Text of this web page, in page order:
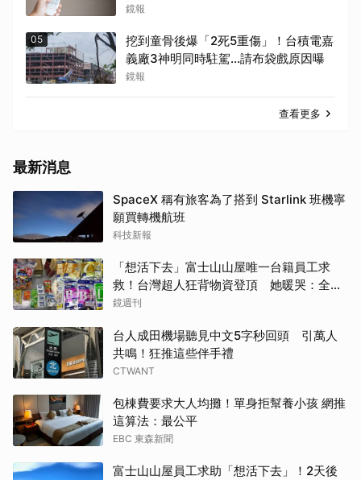
是「它」
鏡報
05
挖到童骨後爆「2死5重傷」！台積電嘉
義廠3神明同時駐駕...請布袋戲原因曝
鏡報
查看更多
最新消息
SpaceX 稱有旅客為了搭到 Starlink 班機寧
願買轉機航班
科技新報
「想活下去」富士山山屋唯一台籍員工求
救！台灣超人狂背物資登頂 她暖哭：全世
界只有台灣會這樣
鏡週刊
台人成田機場聽見中文5字秒回頭 引萬人
共鳴！狂推這些伴手禮
CTWANT
包棟費要求大人均攤！單身拒幫養小孩 網推
這算法：最公平
EBC 東森新聞
富士山山屋員工求助「想活下去」！2天後